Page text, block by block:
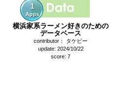
1
Apps
横浜家系ラーメン好きのための
データベース
contributor： タケピー
update: 2024/10/22
score: 7